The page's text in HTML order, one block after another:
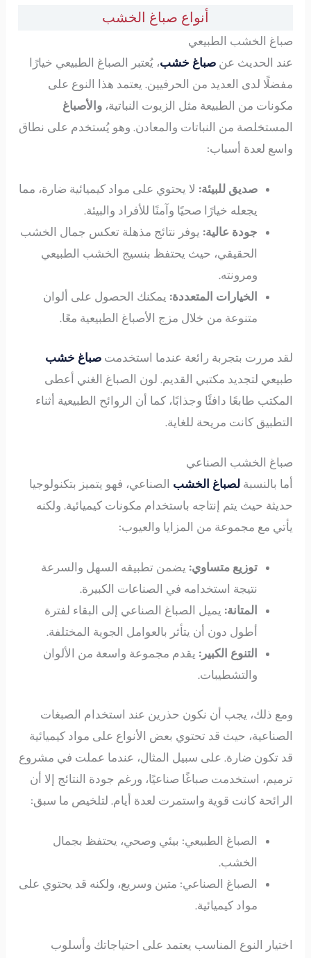
أنواع صباغ الخشب
صباغ الخشب الطبيعي
عند الحديث عنصباغ خشب، يُعتبر الصباغ الطبيعي خيارًا
مفضلًا لدى العديد من الحرفيين. يعتمد هذا النوع على
مكونات من الطبيعة مثل الزيوت النباتية،والأصباغ
المستخلصة من النباتات والمعادن. وهو يُستخدم على نطاق
واسع لعدة أسباب:
صديق للبيئة: لا يحتوي على مواد كيميائية ضارة، مما
يجعله خيارًا صحيًا وآمنًا للأفراد والبيئة.
جودة عالية: يوفر نتائج مذهلة تعكس جمال الخشب
الحقيقي، حيث يحتفظ بنسيج الخشب الطبيعي
ومرونته.
الخيارات المتعددة: يمكنك الحصول على ألوان
متنوعة من خلال مزج الأصباغ الطبيعية معًا.
لقد مررت بتجربة رائعة عندما استخدمتصباغ خشب
طبيعي لتجديد مكتبي القديم. لون الصباغ الغني أعطى
المكتب طابعًا دافئًا وجذابًا، كما أن الروائح الطبيعية أثناء
التطبيق كانت مريحة للغاية.
صباغ الخشب الصناعي
أما بالنسبةلصباغ الخشب الصناعي، فهو يتميز بتكنولوجيا
حديثة حيث يتم إنتاجه باستخدام مكونات كيميائية. ولكنه
يأتي مع مجموعة من المزايا والعيوب:
توزيع متساوي: يضمن تطبيقه السهل والسرعة
نتيجة استخدامه في الصناعات الكبيرة.
المتانة: يميل الصباغ الصناعي إلى البقاء لفترة
أطول دون أن يتأثر بالعوامل الجوية المختلفة.
التنوع الكبير: يقدم مجموعة واسعة من الألوان
والتشطيبات.
ومع ذلك، يجب أن نكون حذرين عند استخدام الصبغات
الصناعية، حيث قد تحتوي بعض الأنواع على مواد كيميائية
قد تكون ضارة. على سبيل المثال، عندما عملت في مشروع
ترميم، استخدمت صباغًا صناعيًا، ورغم جودة النتائج إلا أن
الرائحة كانت قوية واستمرت لعدة أيام. لتلخيص ما سبق:
الصباغ الطبيعي: بيئي وصحي، يحتفظ بجمال
الخشب.
الصباغ الصناعي: متين وسريع، ولكنه قد يحتوي على
مواد كيميائية.
اختيار النوع المناسب يعتمد على احتياجاتك وأسلوب